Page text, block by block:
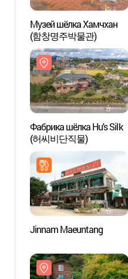
Музей шёлка Хамчхан
(함창명주박물관)
Фабрика шёлка Hu's Silk
(허씨비단직물)
Jinnam Maeuntang